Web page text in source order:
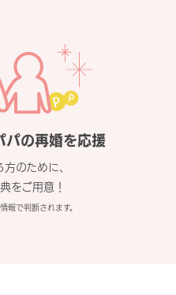
パの再婚を応援
のために、
をご用意！
報で判断されます。